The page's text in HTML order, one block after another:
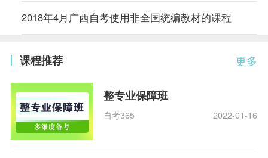
2018年4月广西自考使用非全国统编教材的课程
更多
课程推荐
整专业保障班
自考365 2022-01-16